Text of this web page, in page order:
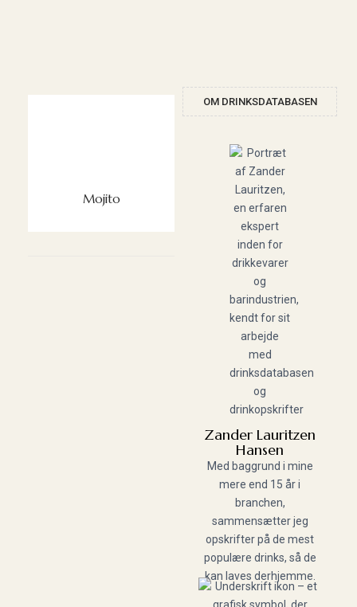
Mojito
OM DRINKSDATABASEN
Zander Lauritzen
Hansen
Med baggrund i mine
mere end 15 år i
branchen,
sammensætter jeg
opskrifter på de mest
populære drinks, så de
kan laves derhjemme.